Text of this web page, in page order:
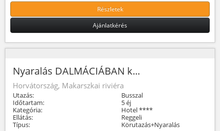
Részletek
Ajánlatkérés
Nyaralás DALMÁCIÁBAN k...
Horvátország, Makarszkai riviéra
Utazás:
Busszal
Időtartam:
5 éj
Kategória:
Hotel ****
Ellátás:
Reggeli
Típus:
Körutazás+Nyaralás